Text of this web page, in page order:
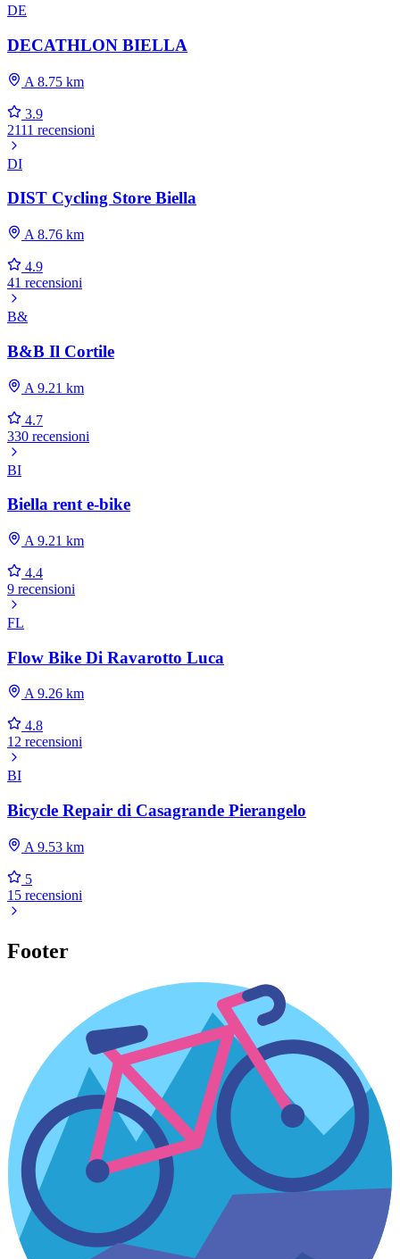
DE
DECATHLON BIELLA
A 8.75 km
3.9
2111 recensioni
DI
DIST Cycling Store Biella
A 8.76 km
4.9
41 recensioni
B&
B&B Il Cortile
A 9.21 km
4.7
330 recensioni
BI
Biella rent e-bike
A 9.21 km
4.4
9 recensioni
FL
Flow Bike Di Ravarotto Luca
A 9.26 km
4.8
12 recensioni
BI
Bicycle Repair di Casagrande Pierangelo
A 9.53 km
5
15 recensioni
Footer